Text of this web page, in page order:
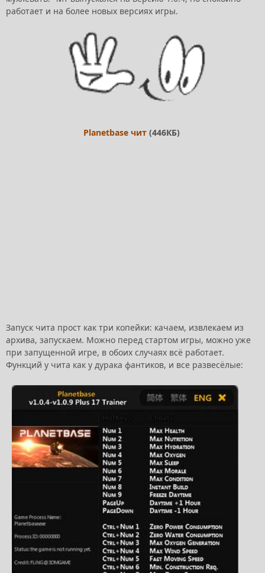
работает и на более новых версиях игры.
Planetbase чит(446КБ)
Запуск чита прост как три копейки: качаем, извлекаем из
архива, запускаем. Можно перед стартом игры, можно уже
при запущенной игре, в обоих случаях всё работает.
Функций у чита как у дурака фантиков, и все развесёлые: